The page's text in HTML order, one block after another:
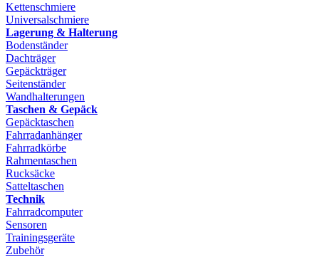
Kettenschmiere
Universalschmiere
Lagerung & Halterung
Bodenständer
Dachträger
Gepäckträger
Seitenständer
Wandhalterungen
Taschen & Gepäck
Gepäcktaschen
Fahrradanhänger
Fahrradkörbe
Rahmentaschen
Rucksäcke
Satteltaschen
Technik
Fahrradcomputer
Sensoren
Trainingsgeräte
Zubehör